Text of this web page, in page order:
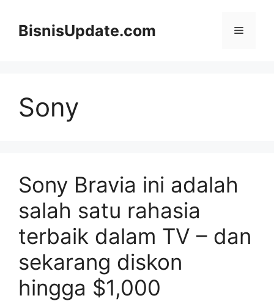
BisnisUpdate.com Menu
Sony
Sony Bravia ini adalah
salah satu rahasia
terbaik dalam TV – dan
sekarang diskon
hingga $1,000